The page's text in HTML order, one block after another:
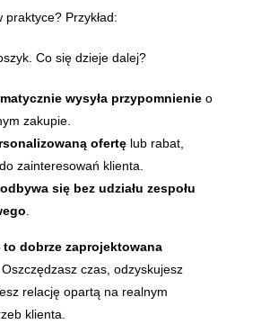
Przykład:
Co się dzieje dalej?
wysyła przypomnienie o
zakupie.
ofertę lub rabat,
zainteresowań klienta.
się bez udziału zespołu
dobrze zaprojektowana
. Oszczędzasz czas, odzyskujesz
relację opartą na realnym
klienta.